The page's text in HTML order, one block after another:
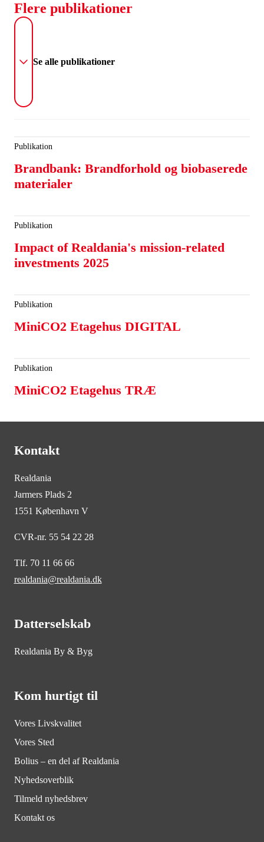
Flere publikationer
Se alle publikationer
Publikation
Brandbank: Brandforhold og biobaserede
materialer
Publikation
Impact of Realdania's mission-related
investments 2025
Publikation
MiniCO2 Etagehus DIGITAL
Publikation
MiniCO2 Etagehus TRÆ
Kontakt
Realdania
Jarmers Plads 2
1551 København V
CVR-nr. 55 54 22 28
Tlf. 70 11 66 66
realdania@realdania.dk
Datterselskab
Realdania By & Byg
Kom hurtigt til
Vores Livskvalitet
Vores Sted
Bolius – en del af Realdania
Nyhedsoverblik
Tilmeld nyhedsbrev
Kontakt os